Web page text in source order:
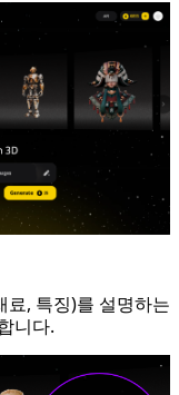
, 특징)를 설명하는
니다.